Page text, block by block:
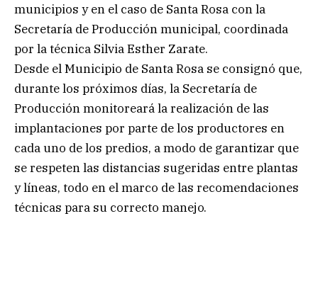
municipios y en el caso de Santa Rosa con la
Secretaría de Producción municipal, coordinada
por la técnica Silvia Esther Zarate.
Desde el Municipio de Santa Rosa se consignó que,
durante los próximos días, la Secretaría de
Producción monitoreará la realización de las
implantaciones por parte de los productores en
cada uno de los predios, a modo de garantizar que
se respeten las distancias sugeridas entre plantas
y líneas, todo en el marco de las recomendaciones
técnicas para su correcto manejo.